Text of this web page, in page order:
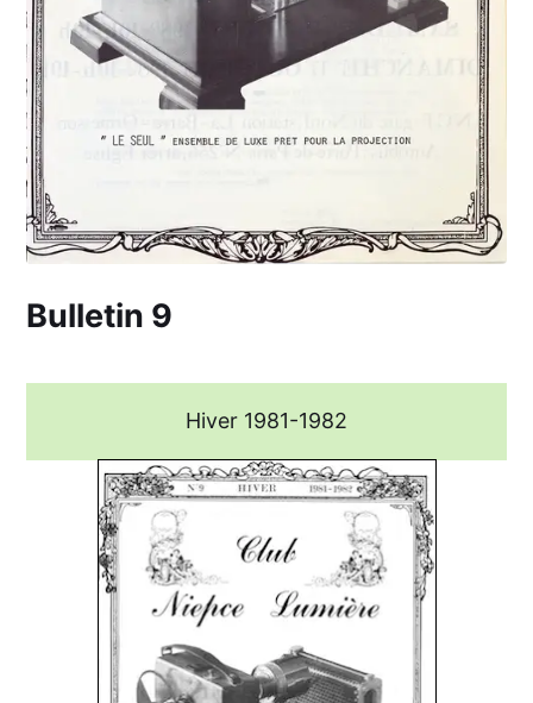
Bulletin 9
Hiver 1981-1982